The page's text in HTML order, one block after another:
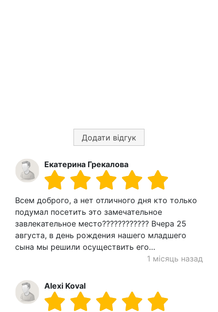
Додати відгук
Екатерина Грекалова
Всем доброго, а нет отличного дня кто только
подумал посетить это замечательное
завлекательное место???????????? Вчера 25
августа, в день рождения нашего младшего
сына мы решили осуществить его…
1 місяць назад
Alexi Koval